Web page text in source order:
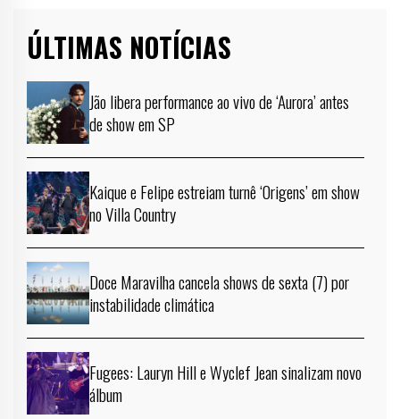
ÚLTIMAS NOTÍCIAS
Jão libera performance ao vivo de ‘Aurora’ antes
de show em SP
Kaique e Felipe estreiam turnê ‘Origens’ em show
no Villa Country
Doce Maravilha cancela shows de sexta (7) por
instabilidade climática
Fugees: Lauryn Hill e Wyclef Jean sinalizam novo
álbum